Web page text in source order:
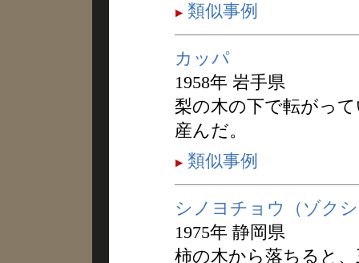
類似事例
カッパ
1958年 岩手県
梨の木の下で転がっ
産んだ。
類似事例
シノヨチョウ（ゾク
1975年 静岡県
柿の木から落ちると